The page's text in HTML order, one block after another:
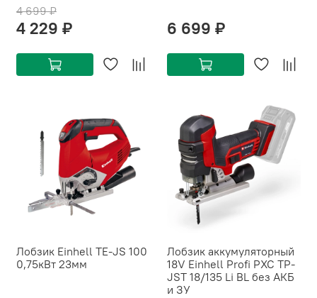
4 699 ₽
4 229 ₽ 6 699 ₽
Лобзик Einhell TE-JS 100
0,75кВт 23мм
Лобзик аккумуляторный
18V Einhell Profi PXC TP-
JST 18/135 Li BL без АКБ
и ЗУ